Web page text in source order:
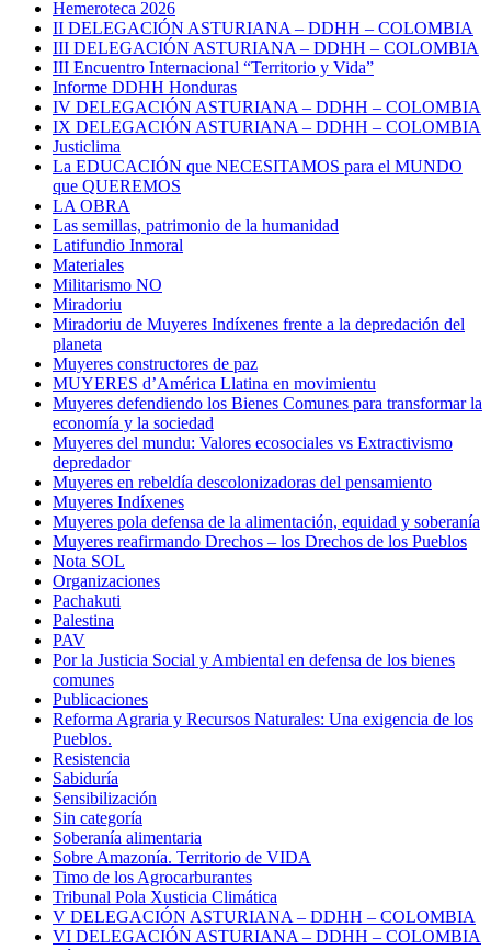
Hemeroteca 2026
II DELEGACIÓN ASTURIANA – DDHH – COLOMBIA
III DELEGACIÓN ASTURIANA – DDHH – COLOMBIA
III Encuentro Internacional “Territorio y Vida”
Informe DDHH Honduras
IV DELEGACIÓN ASTURIANA – DDHH – COLOMBIA
IX DELEGACIÓN ASTURIANA – DDHH – COLOMBIA
Justiclima
La EDUCACIÓN que NECESITAMOS para el MUNDO
que QUEREMOS
LA OBRA
Las semillas, patrimonio de la humanidad
Latifundio Inmoral
Materiales
Militarismo NO
Miradoriu
Miradoriu de Muyeres Indíxenes frente a la depredación del
planeta
Muyeres constructores de paz
MUYERES d’América Llatina en movimientu
Muyeres defendiendo los Bienes Comunes para transformar la
economía y la sociedad
Muyeres del mundu: Valores ecosociales vs Extractivismo
depredador
Muyeres en rebeldía descolonizadoras del pensamiento
Muyeres Indíxenes
Muyeres pola defensa de la alimentación, equidad y soberanía
Muyeres reafirmando Drechos – los Drechos de los Pueblos
Nota SOL
Organizaciones
Pachakuti
Palestina
PAV
Por la Justicia Social y Ambiental en defensa de los bienes
comunes
Publicaciones
Reforma Agraria y Recursos Naturales: Una exigencia de los
Pueblos.
Resistencia
Sabiduría
Sensibilización
Sin categoría
Soberanía alimentaria
Sobre Amazonía. Territorio de VIDA
Timo de los Agrocarburantes
Tribunal Pola Xusticia Climática
V DELEGACIÓN ASTURIANA – DDHH – COLOMBIA
VI DELEGACIÓN ASTURIANA – DDHH – COLOMBIA